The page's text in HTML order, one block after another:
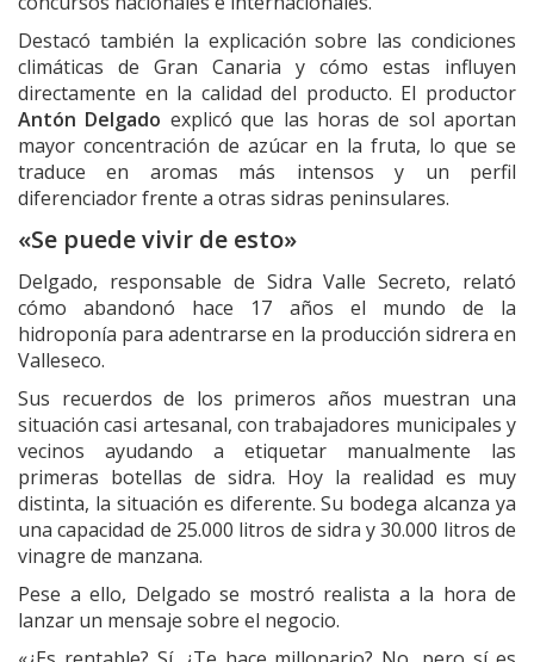
Destacó también la explicación sobre las condiciones
climáticas de Gran Canaria y cómo estas influyen
directamente en la calidad del producto. El productor
Antón Delgado explicó que las horas de sol aportan
mayor concentración de azúcar en la fruta, lo que se
traduce en aromas más intensos y un perfil
diferenciador frente a otras sidras peninsulares.
«Se puede vivir de esto»
Delgado, responsable de Sidra Valle Secreto, relató
cómo abandonó hace 17 años el mundo de la
hidroponía para adentrarse en la producción sidrera en
Valleseco.
Sus recuerdos de los primeros años muestran una
situación casi artesanal, con trabajadores municipales y
vecinos ayudando a etiquetar manualmente las
primeras botellas de sidra. Hoy la realidad es muy
distinta, la situación es diferente. Su bodega alcanza ya
una capacidad de 25.000 litros de sidra y 30.000 litros de
vinagre de manzana.
Pese a ello, Delgado se mostró realista a la hora de
lanzar un mensaje sobre el negocio.